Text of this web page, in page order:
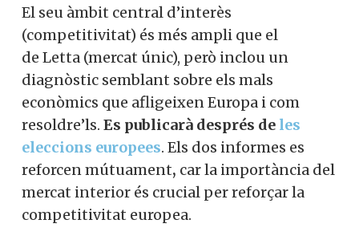
El seu àmbit central d’interès
(competitivitat) és més ampli que el
de Letta (mercat únic), però inclou un
diagnòstic semblant sobre els mals
econòmics que afligeixen Europa i com
resoldre’ls. Es publicarà després de les
eleccions europees. Els dos informes es
reforcen mútuament, car la importància del
mercat interior és crucial per reforçar la
competitivitat europea.